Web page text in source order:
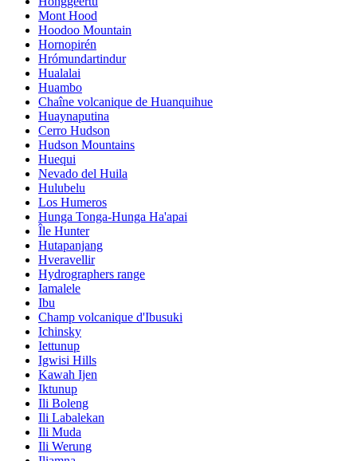
Mont Hood
Hoodoo Mountain
Hornopirén
Hrómundartindur
Hualalai
Huambo
Chaîne volcanique de Huanquihue
Huaynaputina
Cerro Hudson
Hudson Mountains
Huequi
Nevado del Huila
Hulubelu
Los Humeros
Hunga Tonga-Hunga Ha'apai
Île Hunter
Hutapanjang
Hveravellir
Hydrographers range
Iamalele
Ibu
Champ volcanique d'Ibusuki
Ichinsky
Iettunup
Igwisi Hills
Kawah Ijen
Iktunup
Ili Boleng
Ili Labalekan
Ili Muda
Ili Werung